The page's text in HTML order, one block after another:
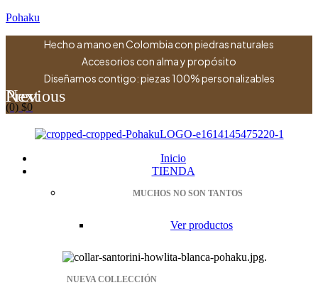
Pohaku
Hecho a mano en Colombia con piedras naturales
Accesorios con alma y propósito
Diseñamos contigo: piezas 100% personalizables
Previous
Next
(0) $0
Inicio
TIENDA
MUCHOS NO SON TANTOS
Ver productos
NUEVA COLLECCIÓN